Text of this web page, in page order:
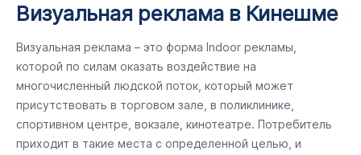
Визуальная реклама в Кинешме
Визуальная реклама – это форма Indoor рекламы,
которой по силам оказать воздействие на
многочисленный людской поток, который может
присутствовать в торговом зале, в поликлинике,
спортивном центре, вокзале, кинотеатре. Потребитель
приходит в такие места с определенной целью, и